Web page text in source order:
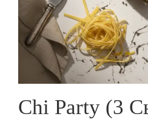
Chi Party (3